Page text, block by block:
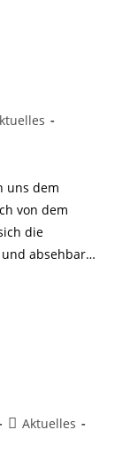
uns dem
von dem
die
absehbar…
Beitrags-
Aktuelles